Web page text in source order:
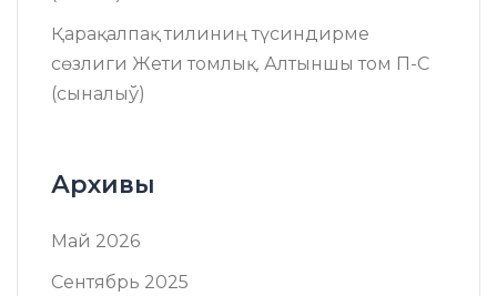
Қарақалпақ тилиниң түсиндирме
сөзлиги Жети томлық. Алтыншы том П-C
(сыналыў)
Архивы
Май 2026
Сентябрь 2025